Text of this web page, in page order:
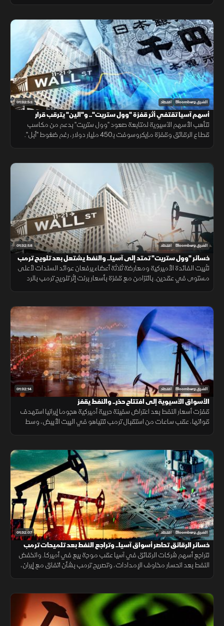
01:32:53 الشرق Bloomberg اقتصاد
أسهم آسيا تقتفي أثر قفزة "وول ستريت".. و"الين" يترقب قرار
الفائدة
تتأهب الأسهم الآسيوية لمتابعة صعود "وول ستريت" بدعم من مكاسب
قطاع الرقائق وقفزة مايكروسوفت بـ450 مليار دولار، رغم ضغوط "أبل".
01:32:58 الشرق Bloomberg اقتصاد
خسائر "وول ستريت" تمتد إلى آسيا.. والنفط يشتعل بعد تلويح ترمب
بضرب إيران
تثبيت الفائدة الأميركية ومعارضة ثلاثة أعضاء يرفعان عوائد السندات لأعلى
مستوى في عقدين. بالتزامن مع قفزة بأسعار برنت إثر تلويح ترمب بالرد
01:32:14 الشرق Bloomberg اقتصاد
الأسواق الآسيوية إلى افتتاح حذر.. والنفط يقفز
قفزت أسعار النفط بعد اعتراض سفينة حربية أميركية هجوما إيرانيا استهدف
قواتها، عقب ساعات من استقبال ترمب نتنياهو في البيت الأبيض، وسط
01:32:07 الشرق Bloomberg اقتصاد
خسائر الرقائق تحاصر أسواق آسيا.. وتراجع النفط بعد تلميحات ترمب
بالتهدئة
تتراجع أسهم شركات الرقائق في آسيا عقب موجة بيع في أميركا. وانخفض
النفط بعد انحسار مخاوف الإمدادات، وتصريح ترمب بشأن اتفاق مع إيران،